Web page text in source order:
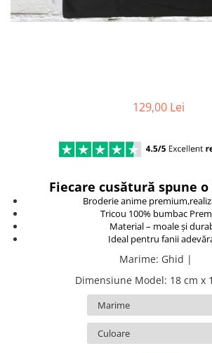
Naruto
TokyoGhoul
Colectii Non-Anime
LeagueOfLegends
Rick and Morty
Streetwear
129,00 Lei
Fiecare cusătură spune o
Broderie anime
Tricou 100% bumbac
Material – moale și
Ideal pentru fanii
Marime: Ghid |
Dimensiune Model: 18 cm x